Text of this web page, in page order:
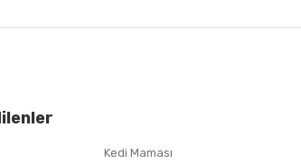
eksik bilgiler bulunuyor.
Kedi Maması